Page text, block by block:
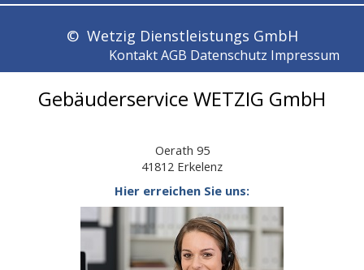
© Wetzig Dienstleistungs GmbH
KontaktAGB Datenschutz Impressum
Gebäuderservice WETZIG GmbH
Oerath 95
41812 Erkelenz
Hier erreichen Sie uns: